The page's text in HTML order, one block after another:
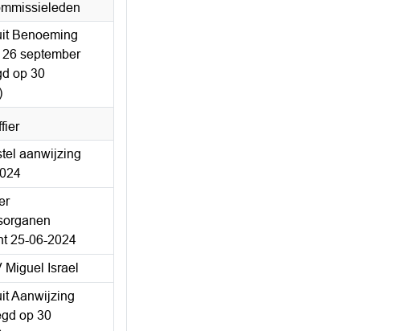
Benoeming
september
op 30
aanwijzing
25-06-2024
Miguel Israel
Aanwijzing
op 30